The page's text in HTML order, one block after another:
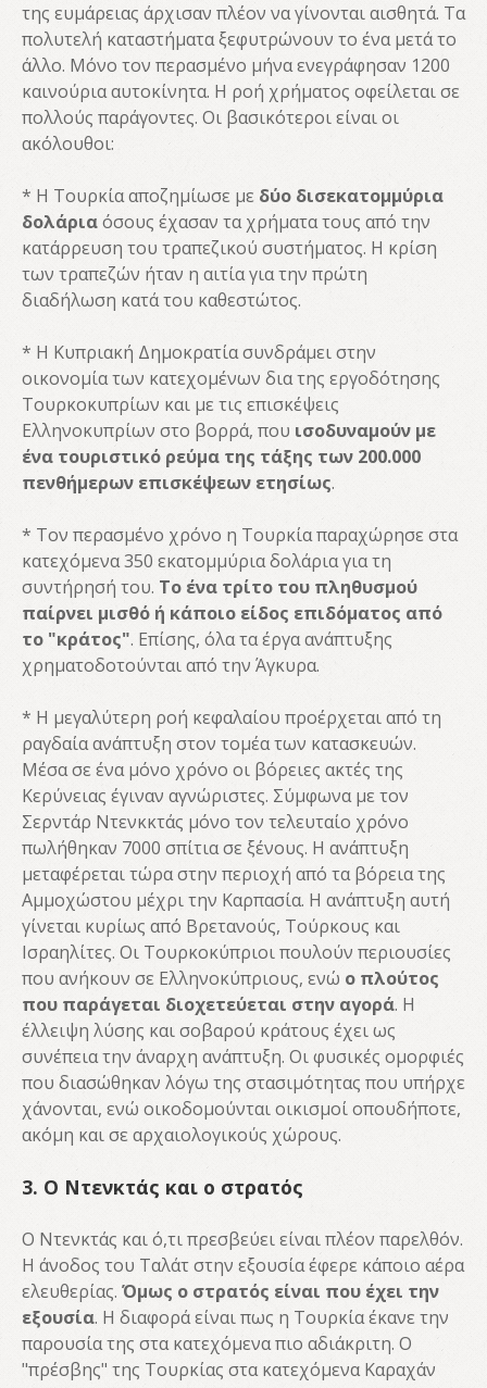
της ευμάρειας άρχισαν πλέον να γίνονται αισθητά. Τα
πολυτελή καταστήματα ξεφυτρώνουν το ένα μετά το
άλλο. Μόνο τον περασμένο μήνα ενεγράφησαν 1200
καινούρια αυτοκίνητα. Η ροή χρήματος οφείλεται σε
πολλούς παράγοντες. Οι βασικότεροι είναι οι
ακόλουθοι:
* Η Τουρκία αποζημίωσε με δύο δισεκατομμύρια
δολάριαόσους έχασαν τα χρήματα τους από την
κατάρρευση του τραπεζικού συστήματος. Η κρίση
των τραπεζών ήταν η αιτία για την πρώτη
διαδήλωση κατά του καθεστώτος.
* Η Κυπριακή Δημοκρατία συνδράμει στην
οικονομία των κατεχομένων δια της εργοδότησης
Τουρκοκυπρίων και με τις επισκέψεις
Ελληνοκυπρίων στο βορρά, που ισοδυναμούν με
ένα τουριστικό ρεύμα της τάξης των 200.000
πενθήμερων επισκέψεων ετησίως.
* Τον περασμένο χρόνο η Τουρκία παραχώρησε στα
κατεχόμενα 350 εκατομμύρια δολάρια για τη
συντήρησή του. Το ένα τρίτο του πληθυσμού
παίρνει μισθό ή κάποιο είδος επιδόματος από
το "κράτος". Επίσης, όλα τα έργα ανάπτυξης
χρηματοδοτούνται από την Άγκυρα.
* Η μεγαλύτερη ροή κεφαλαίου προέρχεται από τη
ραγδαία ανάπτυξη στον τομέα των κατασκευών.
Μέσα σε ένα μόνο χρόνο οι βόρειες ακτές της
Κερύνειας έγιναν αγνώριστες. Σύμφωνα με τον
Σερντάρ Ντενκκτάς μόνο τον τελευταίο χρόνο
πωλήθηκαν 7000 σπίτια σε ξένους. Η ανάπτυξη
μεταφέρεται τώρα στην περιοχή από τα βόρεια της
Αμμοχώστου μέχρι την Καρπασία. Η ανάπτυξη αυτή
γίνεται κυρίως από Βρετανούς, Τούρκους και
Ισραηλίτες. Οι Τουρκοκύπριοι πουλούν περιουσίες
που ανήκουν σε Ελληνοκύπριους, ενώ ο πλούτος
που παράγεται διοχετεύεται στην αγορά. Η
έλλειψη λύσης και σοβαρού κράτους έχει ως
συνέπεια την άναρχη ανάπτυξη. Οι φυσικές ομορφιές
που διασώθηκαν λόγω της στασιμότητας που υπήρχε
χάνονται, ενώ οικοδομούνται οικισμοί οπουδήποτε,
ακόμη και σε αρχαιολογικούς χώρους.
3. Ο Ντενκτάς και ο στρατός
Ο Ντενκτάς και ό,τι πρεσβεύει είναι πλέον παρελθόν.
Η άνοδος του Ταλάτ στην εξουσία έφερε κάποιο αέρα
ελευθερίας. Όμως ο στρατός είναι που έχει την
εξουσία. Η διαφορά είναι πως η Τουρκία έκανε την
παρουσία της στα κατεχόμενα πιο αδιάκριτη. Ο
"πρέσβης" της Τουρκίας στα κατεχόμενα Καραχάν